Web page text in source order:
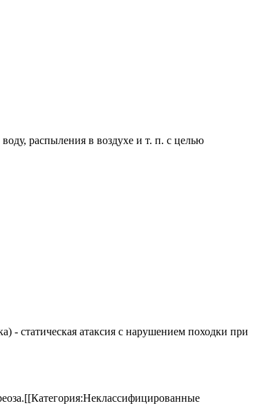
распыления в воздухе и т. п. с целью
- статическая атаксия с нарушением походки при